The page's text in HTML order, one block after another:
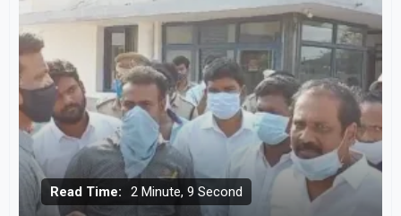
Read Time: 2 Minute, 9 Second